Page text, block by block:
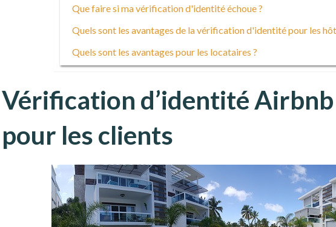
Que faire si ma vérification d'identité échoue ?
Quels sont les avantages de la vérification d'identité pour les
Quels sont les avantages pour les locataires ?
Vérification d’identité Airbnb
pour les clients